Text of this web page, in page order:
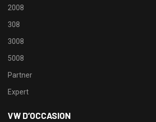
2008
308
3008
5008
Partner
Expert
VW D’OCCASION